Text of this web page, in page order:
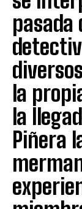
pasada
la
la
Piñera